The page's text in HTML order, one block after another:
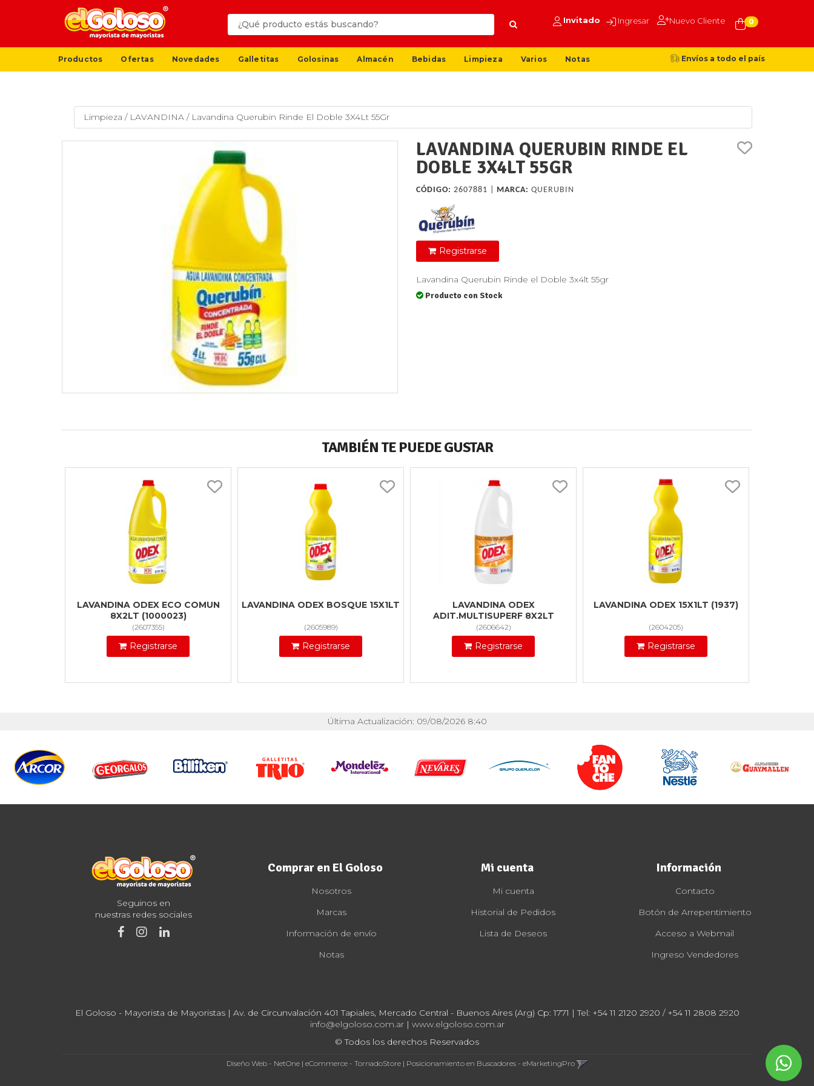
Invitado Ingresar Nuevo Cliente 0
Productos Ofertas Novedades Galletitas Golosinas Almacén Bebidas Limpieza Varios Notas Envíos a todo el país
Limpieza / LAVANDINA / Lavandina Querubin Rinde El Doble 3X4Lt 55Gr
LAVANDINA QUERUBIN RINDE EL
DOBLE 3X4LT 55GR
CÓDIGO: 2607881 | MARCA: QUERUBIN
Registrarse
Lavandina Querubin Rinde el Doble 3x4lt 55gr
Producto con Stock
TAMBIÉN TE PUEDE GUSTAR
LAVANDINA ODEX ECO COMUN
8X2LT (1000023)
(2607355)
Registrarse
LAVANDINA ODEX BOSQUE 15X1LT
(2605989)
Registrarse
LAVANDINA ODEX
ADIT.MULTISUPERF 8X2LT
(2606642)
Registrarse
LAVANDINA ODEX 15X1LT (1937)
(2604205)
Registrarse
Última Actualización: 09/08/2026 8:40
Seguinos en
nuestras redes sociales
Comprar en El Goloso
Nosotros
Marcas
Información de envío
Notas
Mi cuenta
Mi cuenta
Historial de Pedidos
Lista de Deseos
Información
Contacto
Botón de Arrepentimiento
Acceso a Webmail
Ingreso Vendedores
El Goloso - Mayorista de Mayoristas | Av. de Circunvalación 401 Tapiales, Mercado Central - Buenos Aires (Arg) Cp: 1771 | Tel: +54 11 2120 2920 / +54 11 2808 2920
info@elgoloso.com.ar| www.elgoloso.com.ar
© Todos los derechos Reservados
Diseño Web - NetOne| eCommerce - TornadoStore| Posicionamiento en Buscadores - eMarketingPro